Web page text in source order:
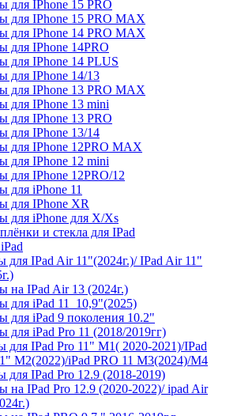
для IPhone 15 PRO
для IPhone 15 PRO MAX
для IPhone 14 PRO MAX
для IPhone 14PRO
для IPhone 14 PLUS
для IPhone 14/13
для IPhone 13 PRO MAX
для IPhone 13 mini
для IPhone 13 PRO
для IPhone 13/14
для IPhone 12PRO MAX
для IPhone 12 mini
для IPhone 12PRO/12
для iPhone 11
для IPhone XR
для iPhone для X/Xs
и стекла для IPad
для IPad Air 11"(2024г.)/ IPad Air 11"
на IPad Air 13 (2024г.)
для iPad 11_10,9"(2025)
для iPad 9 поколения 10.2"
для iPad Pro 11 (2018/2019гг)
для IPad Pro 11" М1( 2020-2021)/IPad
М2(2022)/iPad PRO 11 M3(2024)/M4
для IPad Pro 12.9 (2018-2019)
на IPad Pro 12.9 (2020-2022)/ ipad Air